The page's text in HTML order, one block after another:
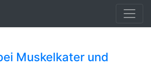
Muskelkater und